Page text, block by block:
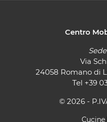
Centro
Via
24058 Romano di
Tel +39
© 2026 -